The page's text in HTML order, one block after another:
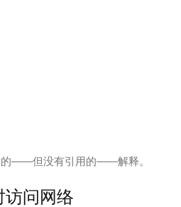
的——但没有引用的——解释。
访问网络